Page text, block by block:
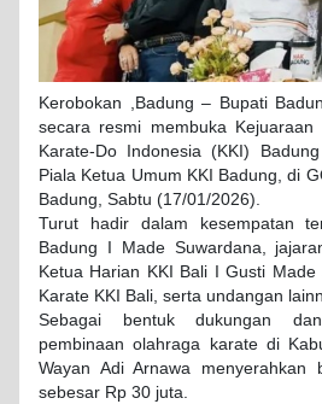
Kerobokan ,Badung – Bupati
secara resmi membuka
Karate-Do Indonesia (KKI)
Piala Ketua Umum KKI Badung, di
Badung, Sabtu (17/01/2026).
Turut hadir dalam kesempatan
Badung I Made Suwardana,
Ketua Harian KKI Bali I Gusti
Karate KKI Bali, serta undangan
Sebagai bentuk dukungan
pembinaan olahraga karate di
Wayan Adi Arnawa menyerahkan
sebesar Rp 30 juta.